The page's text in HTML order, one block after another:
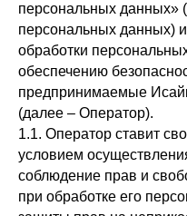
персональных данных»
персональных данных)
обработки
обеспечению
предпринимаемые
(далее – Оператор).
1.1. Оператор ставит
условием
соблюдение прав и
при обработке его